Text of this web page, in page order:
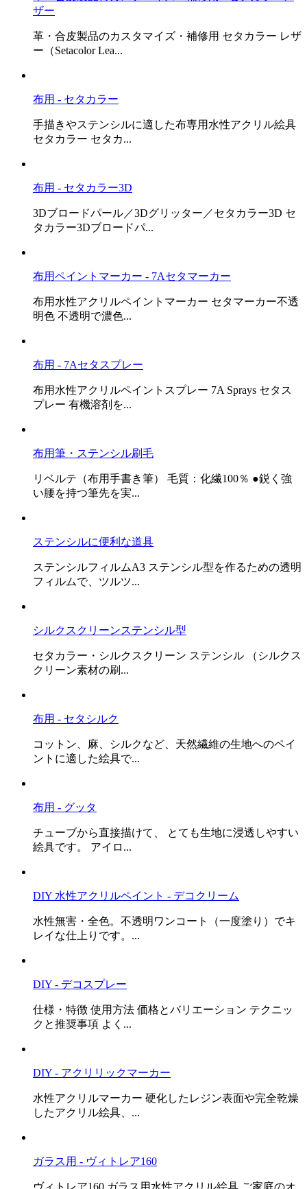
ザー
革・合皮製品のカスタマイズ・補修用 セタカラー レザ
ー（Setacolor Lea...
布用 - セタカラー
手描きやステンシルに適した布専用水性アクリル絵具
セタカラー セタカ...
布用 - セタカラー3D
3Dブロードパール／3Dグリッター／セタカラー3D セ
タカラー3Dブロードパ...
布用ペイントマーカー - 7Aセタマーカー
布用水性アクリルペイントマーカー セタマーカー不透
明色 不透明で濃色...
布用 - 7Aセタスプレー
布用水性アクリルペイントスプレー 7A Sprays セタス
プレー 有機溶剤を...
布用筆・ステンシル刷毛
リベルテ（布用手書き筆） 毛質：化繊100％ ●鋭く強
い腰を持つ筆先を実...
ステンシルに便利な道具
ステンシルフィルムA3 ステンシル型を作るための透明
フィルムで、ツルツ...
シルクスクリーンステンシル型
セタカラー・シルクスクリーン ステンシル （シルクス
クリーン素材の刷...
布用 - セタシルク
コットン、麻、シルクなど、天然繊維の生地へのペイ
ントに適した絵具で...
布用 - グッタ
チューブから直接描けて、 とても生地に浸透しやすい
絵具です。 アイロ...
DIY 水性アクリルペイント - デコクリーム
水性無害・全色。不透明ワンコート（一度塗り）でキ
レイな仕上りです。...
DIY - デコスプレー
仕様・特徴 使用方法 価格とバリエーション テクニッ
クと推奨事項 よく...
DIY - アクリリックマーカー
水性アクリルマーカー 硬化したレジン表面や完全乾燥
したアクリル絵具、...
ガラス用 - ヴィトレア160
ヴィトレア160 ガラス用水性アクリル絵具 ご家庭のオ